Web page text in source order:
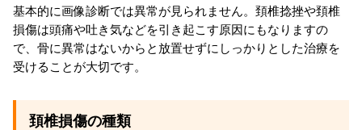
基本的に画像診断では異常が見られません。頚椎捻挫や頚椎
損傷は頭痛や吐き気などを引き起こす原因にもなりますの
で、骨に異常はないからと放置せずにしっかりとした治療を
受けることが大切です。
頚椎損傷の種類